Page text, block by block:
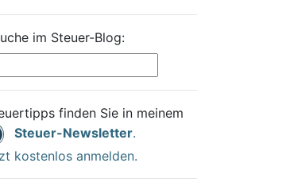
im Steuer-Blog:
finden Sie in meinem
Steuer-Newsletter.
kostenlos anmelden.